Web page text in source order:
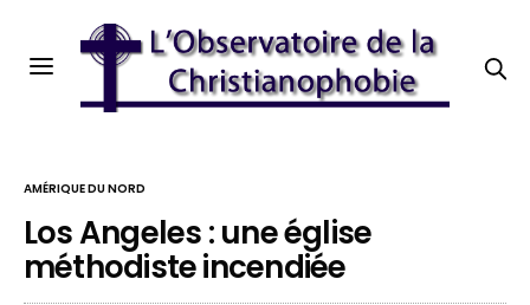
AMÉRIQUE DU NORD
Los Angeles : une église
méthodiste incendiée